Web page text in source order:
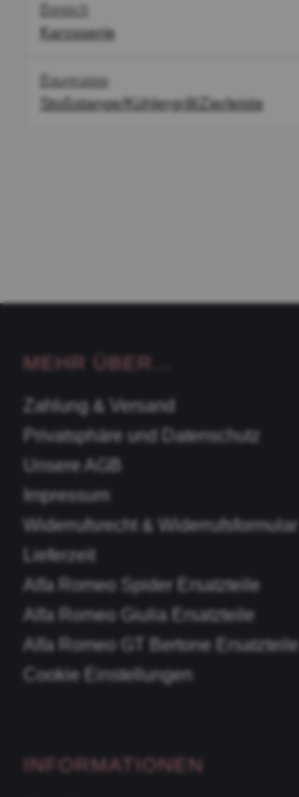
Bereich
Karosserie
Baugruppe
Stoßstange/Kühlergrill/Zierleiste
MEHR ÜBER...
Zahlung & Versand
Privatsphäre und Datenschutz
Unsere AGB
Impressum
Widerrufsrecht & Widerrufsformular
Lieferzeit
Alfa Romeo Spider Ersatzteile
Alfa Romeo Giulia Ersatzteile
Alfa Romeo GT Bertone Ersatzteile
Cookie Einstellungen
INFORMATIONEN